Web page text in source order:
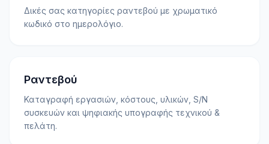
Δικές σας κατηγορίες ραντεβού με χρωματικό
κωδικό στο ημερολόγιο.
Ραντεβού
Καταγραφή εργασιών, κόστους, υλικών, S/N
συσκευών και ψηφιακής υπογραφής τεχνικού &
πελάτη.